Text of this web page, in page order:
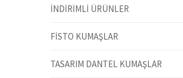
İNDİRİMLİ ÜRÜNLER
FİSTO KUMAŞLAR
TASARIM DANTEL KUMAŞLAR